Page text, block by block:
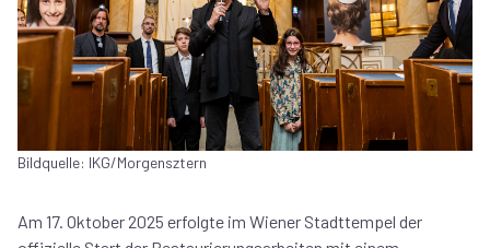
Bildquelle: IKG/Morgensztern
Am 17. Oktober 2025 erfolgte im Wiener Stadttempel der